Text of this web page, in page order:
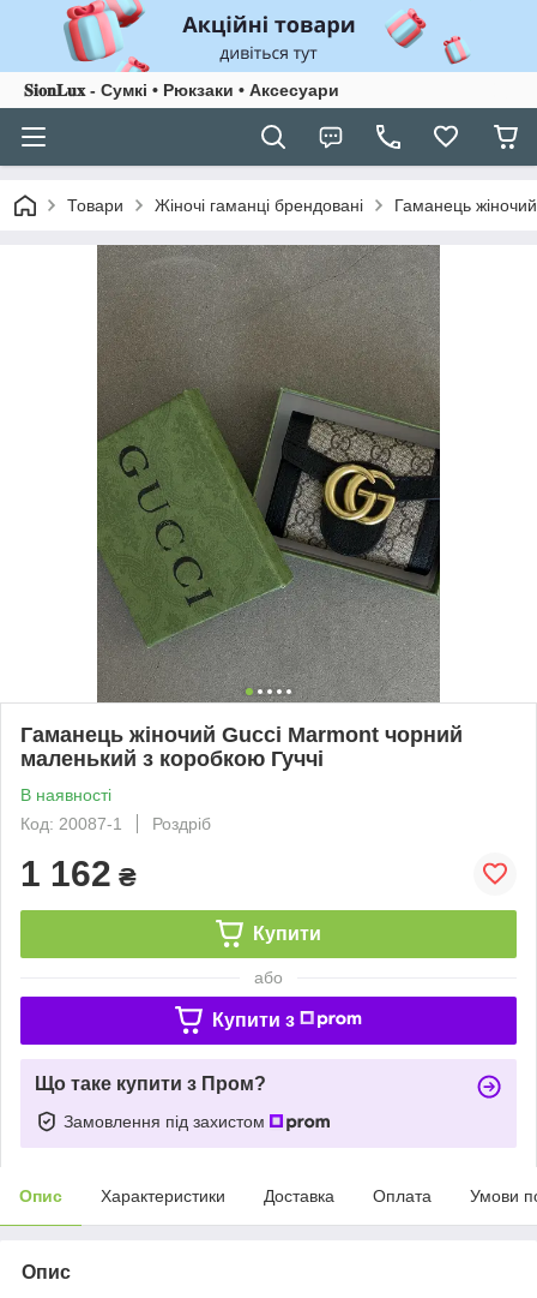
𝐒𝐢𝐨𝐧𝐋𝐮𝐱 - Сумкі • Рюкзаки • Аксесуари
Товари Жіночі гаманці брендовані Гаманець
Гаманець жіночий Gucci Marmont чорний
маленький з коробкою Гуччі
В наявності
Код: 20087-1
Роздріб
1 162 ₴
Купити
або
Купити з
Що таке купити з Пром?
Замовлення під захистом
Опис Характеристики Доставка Оплата Умови
Опис